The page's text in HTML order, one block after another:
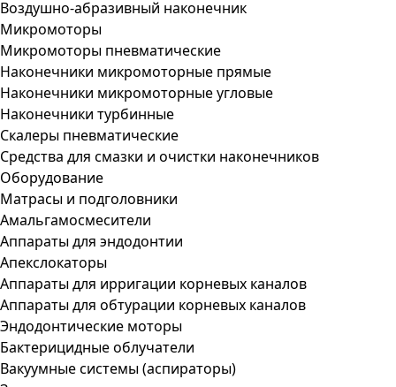
Воздушно-абразивный наконечник
Микромоторы
Микромоторы пневматические
Наконечники микромоторные прямые
Наконечники микромоторные угловые
Наконечники турбинные
Скалеры пневматические
Средства для смазки и очистки наконечников
Оборудование
Матрасы и подголовники
Амальгамосмесители
Аппараты для эндодонтии
Апекслокаторы
Аппараты для ирригации корневых каналов
Аппараты для обтурации корневых каналов
Эндодонтические моторы
Бактерицидные облучатели
Вакуумные системы (аспираторы)